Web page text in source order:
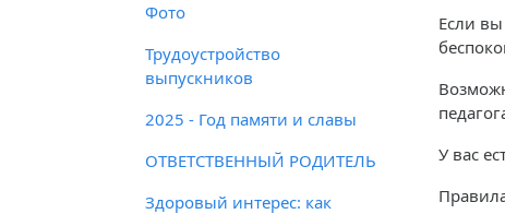
Фото
Трудоустройство
выпускников
2025 - Год памяти и славы
ОТВЕТСТВЕННЫЙ РОДИТЕЛЬ
Здоровый интерес: как
Если
У вас